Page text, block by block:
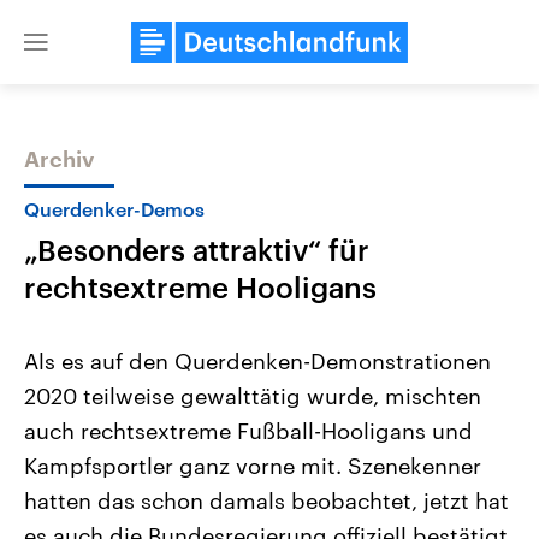
Close
Themen
Landtagswahl Sachsen-Anhalt
2026
Alle Informationen
Sachsen-Anhalt wählt am 6.
September 2026 einen neuen
Landtag. Seit 2021 wird das
Bundesland von einer Koalition aus
USA
Aktuelle Beiträge,
Hintergründe
Wirtschaftlich und
gehören die Vereinigten
den mächtigsten Ländern
mit großem Einfluss auf
Archiv
Querdenker-Demos
„Besonders attraktiv“ für
rechtsextreme Hooligans
Als es auf den Querdenken-Demonstrationen
2020 teilweise gewalttätig wurde, mischten
auch rechtsextreme Fußball-Hooligans und
Kampfsportler ganz vorne mit. Szenekenner
hatten das schon damals beobachtet, jetzt hat